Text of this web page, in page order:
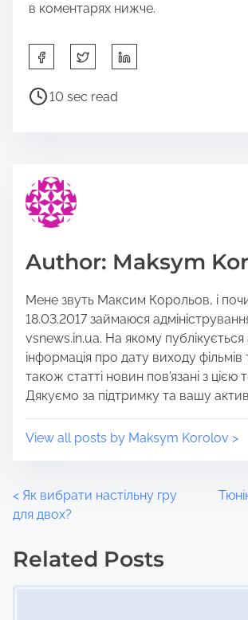
в коментарях нижче.
h
a
s
p
s
o
n
:
P
o
e
a
d
i
e
10 sec read
Author: Maksym
Мене звуть Максим Корольов, і
18.03.2017 займаюся
vsnews.in.ua. На якому публікується
інформація про дату виходу фільмів
також статті новин пов'язані з цією
Дякуємо за підтримку та вашу
View all posts by Maksym Korolov >
P
s
< Як вибрати настільну гру
для двох?
Related Posts